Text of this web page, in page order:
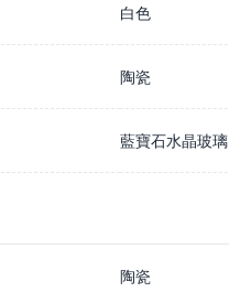
白色
陶瓷
藍寶石水晶玻璃
陶瓷